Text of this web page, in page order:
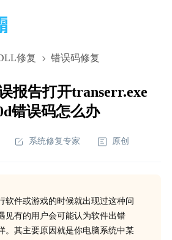
修复 错误码修复
报告打开transerr.exe
错误码怎么办
系统修复专家 原创
软件或游戏的时候就出现过这种问
见有的用户会可能认为软件出错
。其主要原因就是你电脑系统中某